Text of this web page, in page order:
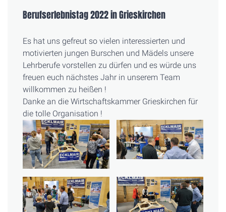
Berufserlebnistag 2022 in Grieskirchen
Es hat uns gefreut so vielen interessierten und
motivierten jungen Burschen und Mädels unsere
Lehrberufe vorstellen zu dürfen und es würde uns
freuen euch nächstes Jahr in unserem Team
willkommen zu heißen !
Danke an die Wirtschaftskammer Grieskirchen für
die tolle Organisation !